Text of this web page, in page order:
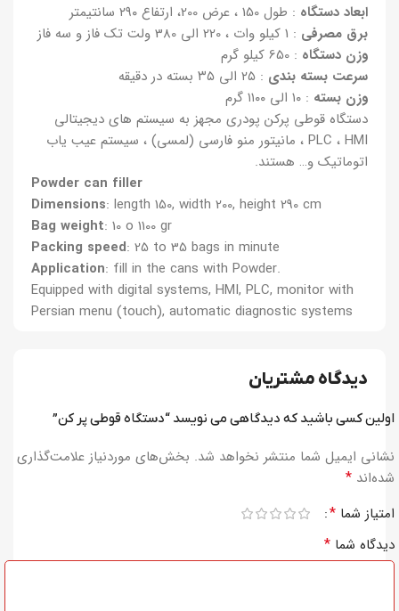
ابعاد دستگاه : طول 150 ، عرض 200، ارتفاع ۲۹۰ سانتیمتر
برق مصرفی : 1 کیلو وات ، 220 الی 380 ولت تک فاز و سه فاز
وزن دستگاه : 650 کیلو گرم
سرعت بسته بندی : ۲۵ الی ۳۵ بسته در دقیقه
وزن بسته : ۱۰ الی ۱۱۰۰ گرم
دستگاه قوطی پرکن پودری مجهز به سیستم های دیجیتالی
PLC ، HMI ، مانیتور منو فارسی (لمسی) ، سیستم عیب یاب
اتوماتیک و… هستند.
Powder can filler
Dimensions: length 150, width 200, height 290 cm
Bag weight: 10 o 1100 gr
Packing speed: 25 to 35 bags in minute
Application: fill in the cans with Powder.
Equipped with digital systems, HMI, PLC, monitor with
Persian menu (touch), automatic diagnostic systems
دیدگاه مشتریان
اولین کسی باشید که دیدگاهی می نویسد “دستگاه قوطی پر کن”
نشانی ایمیل شما منتشر نخواهد شد. بخش‌های موردنیاز علامت‌گذاری
شده‌اند *
امتیاز شما *
دیدگاه شما *